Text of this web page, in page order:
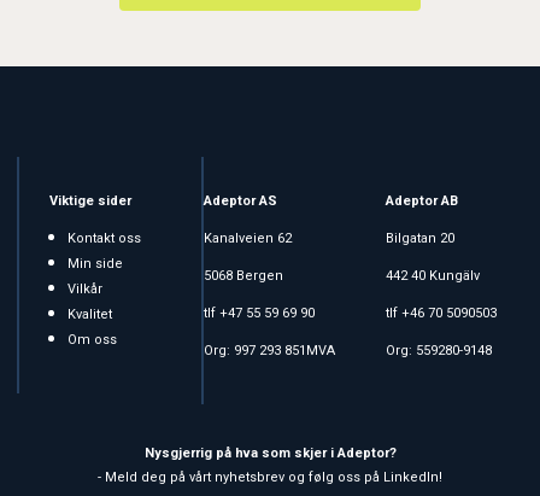
Viktige sider
Kontakt oss
Min side
Vilkår
Kvalitet
Om oss
Adeptor AS
Kanalveien 62
5068 Bergen
tlf +47 55 59 69 90
Org: 997 293 851MVA
Adeptor AB
Bilgatan 20
442 40 Kungälv
tlf +46 70 5090503
Org: 559280-9148
Nysgjerrig på hva som skjer i Adeptor?
- Meld deg på vårt nyhetsbrev og følg oss på LinkedIn!